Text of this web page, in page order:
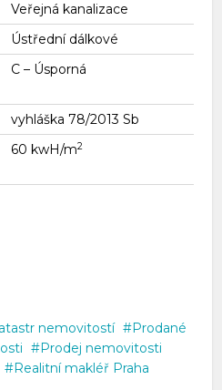
Veřejná kanalizace
Ústřední dálkové
C – Úsporná
vyhláška 78/2013 Sb
60 kwH/m2
nemovitostí
Prodané
Prodej nemovitosti
Realitní makléř Praha